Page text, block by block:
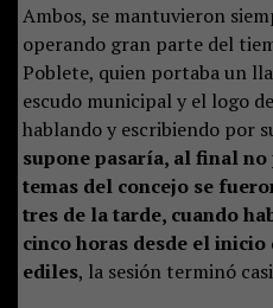
Ambos, se mantuvieron
operando gran parte del
Poblete, quien portaba un
escudo municipal y el logo
hablando y escribiendo por
supone pasaría, al final
temas del concejo se
tres de la tarde, cuando
cinco horas desde el
ediles, la sesión terminó